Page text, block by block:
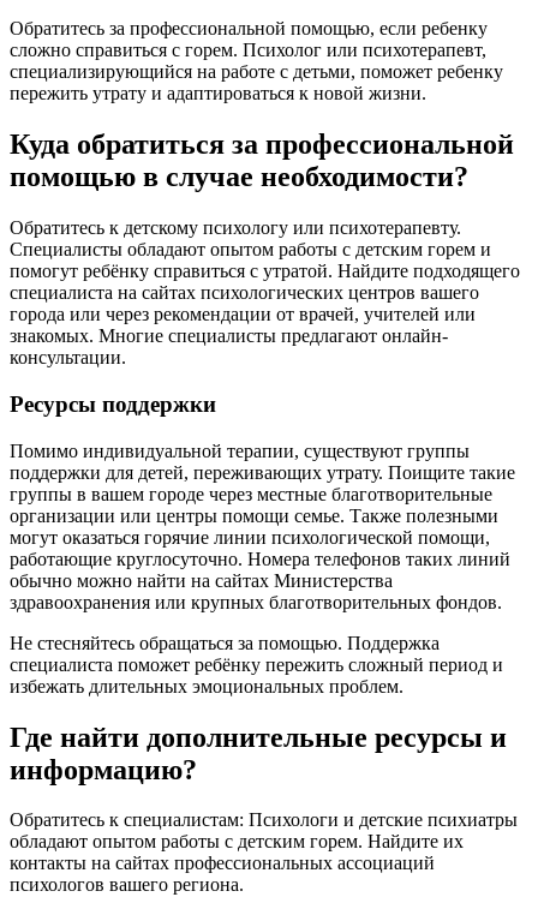
Обратитесь за профессиональной помощью, если ребенку
сложно справиться с горем. Психолог или психотерапевт,
специализирующийся на работе с детьми, поможет ребенку
пережить утрату и адаптироваться к новой жизни.
Куда обратиться за профессиональной
помощью в случае необходимости?
Обратитесь к детскому психологу или психотерапевту.
Специалисты обладают опытом работы с детским горем и
помогут ребёнку справиться с утратой. Найдите подходящего
специалиста на сайтах психологических центров вашего
города или через рекомендации от врачей, учителей или
знакомых. Многие специалисты предлагают онлайн-
консультации.
Ресурсы поддержки
Помимо индивидуальной терапии, существуют группы
поддержки для детей, переживающих утрату. Поищите такие
группы в вашем городе через местные благотворительные
организации или центры помощи семье. Также полезными
могут оказаться горячие линии психологической помощи,
работающие круглосуточно. Номера телефонов таких линий
обычно можно найти на сайтах Министерства
здравоохранения или крупных благотворительных фондов.
Не стесняйтесь обращаться за помощью. Поддержка
специалиста поможет ребёнку пережить сложный период и
избежать длительных эмоциональных проблем.
Где найти дополнительные ресурсы и
информацию?
Обратитесь к специалистам: Психологи и детские психиатры
обладают опытом работы с детским горем. Найдите их
контакты на сайтах профессиональных ассоциаций
психологов вашего региона.